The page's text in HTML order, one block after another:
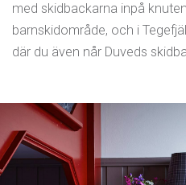
Åre Bed & Breakfast
Mysigt B&B med skön
med skidbackarna inpå
barnskidområde, och i
där du även når Duveds